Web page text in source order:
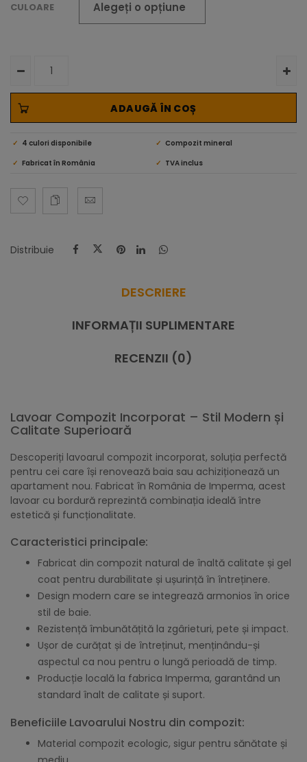
CULOARE
4 culori disponibile
Compozit mineral
Fabricat în România
TVA inclus
ADAUGĂ ÎN COȘ
Distribuie
DESCRIERE
INFORMAȚII SUPLIMENTARE
RECENZII (0)
Lavoar Compozit Incorporat – Stil Modern și
Calitate Superioară
Descoperiți lavoarul compozit incorporat, soluția perfectă
pentru cei care își renovează baia sau achiziționează un
apartament nou. Fabricat în România de Imperma, acest
lavoar cu bordură reprezintă combinația ideală între
estetică și funcționalitate.
Caracteristici principale:
Fabricat din compozit natural de înaltă calitate și gel
coat pentru durabilitate și ușurință în întreținere.
Design modern care se integrează armonios în orice
stil de baie.
Rezistență îmbunătățită la zgârieturi, pete și impact.
Ușor de curățat și de întreținut, menținându-și
aspectul ca nou pentru o lungă perioadă de timp.
Producție locală la fabrica Imperma, garantând un
standard înalt de calitate și suport.
Beneficiile Lavoarului Nostru din compozit:
Material compozit ecologic, sigur pentru sănătate și